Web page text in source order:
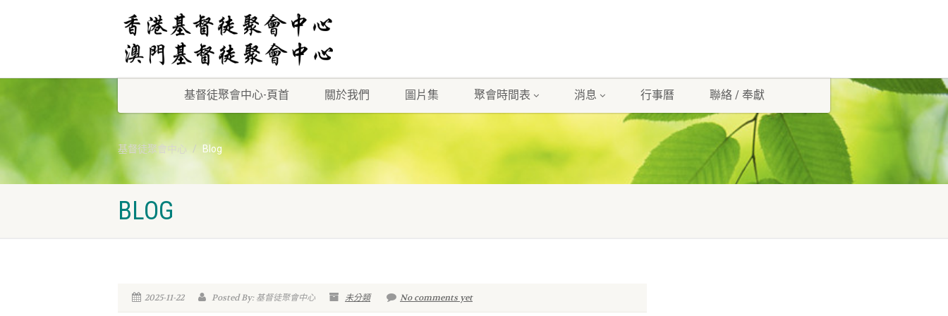
基督徒聚會中心-頁首 關於我們 圖片集 聚會時間表 消息 行事曆 聯絡 / 奉獻
基督徒聚會中心 Blog
BLOG
2025-11-22 Posted By: 基督徒聚會中心 未分類 No comments yet